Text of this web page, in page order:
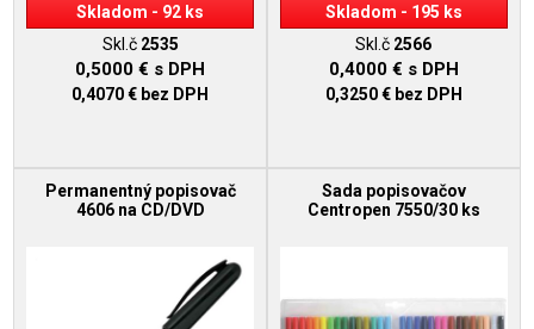
Skladom - 92 ks
Skl.č 2535
0,5000 € s DPH
0,4070 € bez DPH
Skladom - 195 ks
Skl.č 2566
0,4000 € s DPH
0,3250 € bez DPH
Permanentný popisovač
4606 na CD/DVD
Sada popisovačov
Centropen 7550/30 ks